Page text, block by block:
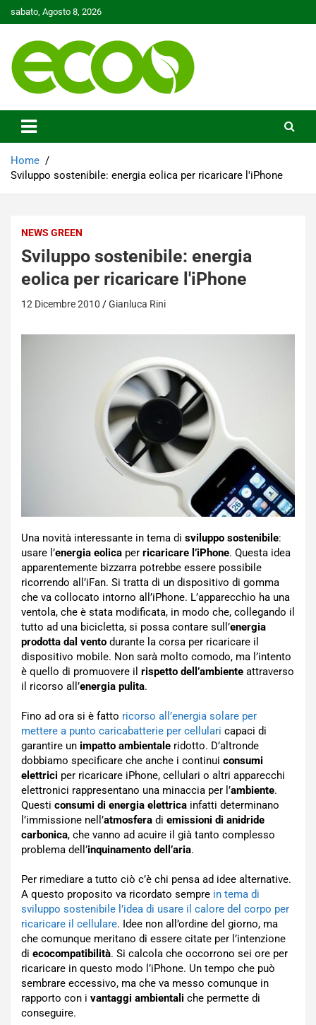
to
sabato, Agosto 8, 2026
Ecoo.it
Home
Sviluppo sostenibile: energia eolica per ricaricare l'iPhone
NEWS GREEN
Sviluppo sostenibile: energia
eolica per ricaricare l'iPhone
12 Dicembre 2010 Gianluca Rini
Una novità interessante in tema di sviluppo sostenibile:
usare l’energia eolica per ricaricare l’iPhone. Questa idea
apparentemente bizzarra potrebbe essere possibile
ricorrendo all’iFan. Si tratta di un dispositivo di gomma
che va collocato intorno all’iPhone. L’apparecchio ha una
ventola, che è stata modificata, in modo che, collegando il
tutto ad una bicicletta, si possa contare sull’energia
prodotta dal vento durante la corsa per ricaricare il
dispositivo mobile. Non sarà molto comodo, ma l’intento
è quello di promuovere il rispetto dell’ambiente attraverso
il ricorso all’energia pulita.
Fino ad ora si è fatto ricorso all’energia solare per
mettere a punto caricabatterie per cellulari capaci di
garantire un impatto ambientale ridotto. D’altronde
dobbiamo specificare che anche i continui consumi
elettrici per ricaricare iPhone, cellulari o altri apparecchi
elettronici rappresentano una minaccia per l’ambiente.
Questi consumi di energia elettrica infatti determinano
l’immissione nell’atmosfera di emissioni di anidride
carbonica, che vanno ad acuire il già tanto complesso
problema dell’inquinamento dell’aria.
Per rimediare a tutto ciò c’è chi pensa ad idee alternative.
A questo proposito va ricordato sempre in tema di
sviluppo sostenibile l’idea di usare il calore del corpo per
ricaricare il cellulare. Idee non all’ordine del giorno, ma
che comunque meritano di essere citate per l’intenzione
di ecocompatibilità. Si calcola che occorrono sei ore per
ricaricare in questo modo l’iPhone. Un tempo che può
sembrare eccessivo, ma che va messo comunque in
rapporto con i vantaggi ambientali che permette di
conseguire.